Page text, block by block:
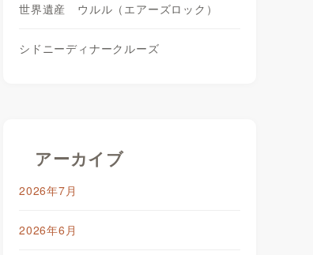
世界遺産 ウルル（エアーズロック）
シドニーディナークルーズ
アーカイブ
2026年7月
2026年6月